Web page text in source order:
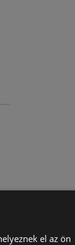
el az ön